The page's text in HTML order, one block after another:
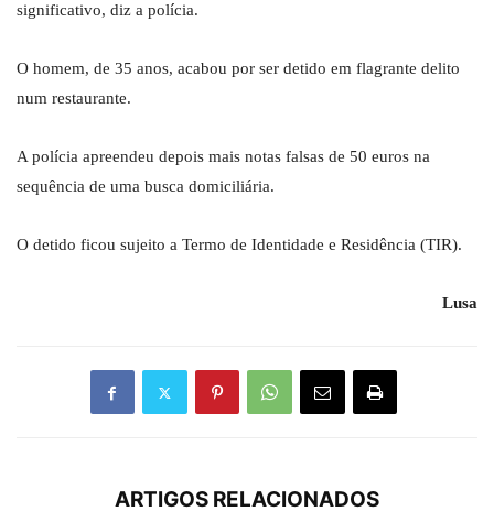
significativo, diz a polícia.
O homem, de 35 anos, acabou por ser detido em flagrante delito
num restaurante.
A polícia apreendeu depois mais notas falsas de 50 euros na
sequência de uma busca domiciliária.
O detido ficou sujeito a Termo de Identidade e Residência (TIR).
Lusa
ARTIGOS RELACIONADOS